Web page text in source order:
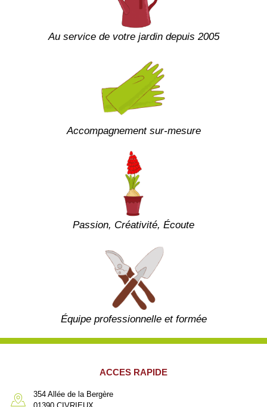
Au service de votre jardin depuis 2005
Accompagnement sur-mesure
Passion, Créativité, Écoute
Équipe professionnelle et formée
ACCES RAPIDE
354 Allée de la Bergère